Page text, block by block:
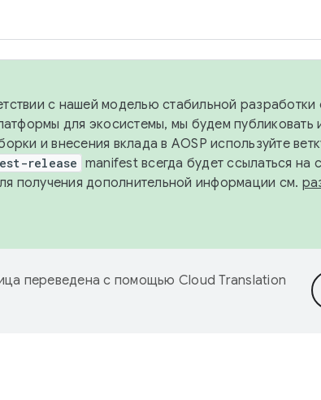
с нашей моделью стабильной разработки
для экосистемы, мы будем публиковать
и внесения вклада в AOSP используйте
release manifest всегда будет ссылаться на
получения дополнительной информации см.
переведена с помощью Cloud Translation